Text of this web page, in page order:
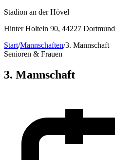
Stadion an der Hövel
Hinter Holtein 90, 44227 Dortmund
Start/Mannschaften/3. Mannschaft
Senioren & Frauen
3. Mannschaft